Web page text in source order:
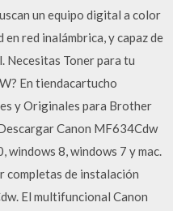
un equipo digital a color
red inalámbrica, y capaz de
Necesitas Toner para tu
En tiendacartucho
y Originales para Brother
Canon MF634Cdw
windows 8, windows 7 y mac.
de instalación
El multifuncional Canon